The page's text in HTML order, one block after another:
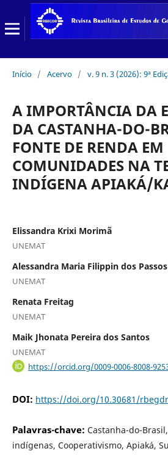
Início / Acervo / v. 9 n. 3 (2026): 9ª
A IMPORTÂNCIA DA
DA CASTANHA-DO-
FONTE DE RENDA EM
COMUNIDADES NA
INDÍGENA APIAKÁ/
Elissandra Krixi Morimã
UNEMAT
Alessandra Maria Filippin dos
UNEMAT
Renata Freitag
UNEMAT
Maik Jhonata Pereira dos Santos
UNEMAT
https://orcid.org/0009-0006-8008-
DOI: https://doi.org/10.30681/
Palavras-chave: Castanha-do-
indígenas, Cooperativismo, Apiaká,